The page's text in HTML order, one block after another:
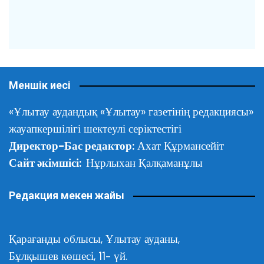
Меншік иесі
«Ұлытау аудандық «Ұлытау» газетінің редакциясы»
жауапкершілігі шектеулі серіктестігі
Директор-Бас редактор: Ахат Құрмансейіт
Сайт әкімшісі: Нұрлыхан Қалқаманұлы
Редакция мекен жайы
Қарағанды облысы, Ұлытау ауданы,
Бұлқышев көшесі, 11- үй.